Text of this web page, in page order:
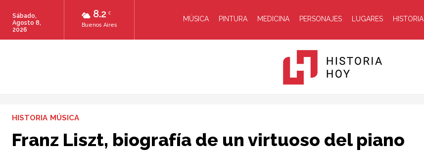
8.2 C
Buenos Aires
Sábado,
Agosto 8,
2026
MÚSICA PINTURA MEDICINA PERSONAJES LUGARES HISTORIA
HISTORIA MÚSICA
Franz Liszt, biografía de un virtuoso del piano